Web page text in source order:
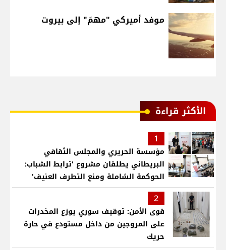
موفد أميركي "مهمّ" إلى بيروت
الأكثر قراءة
1
مؤسسة الحريري والمجلس الثقافي
البريطاني يطلقان مشروع 'ترابط الشباب:
الحوكمة الشاملة ومنع التطرف العنيف'
2
قوى الأمن: توقيف سوري يوزع المخدرات
على المروجين من داخل مستودع في حارة
حريك